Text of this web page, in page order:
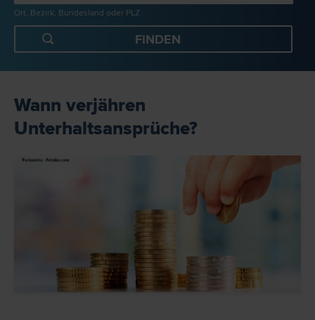
Ort, Bezirk, Bundesland oder PLZ
Wann verjähren
Unterhaltsansprüche?